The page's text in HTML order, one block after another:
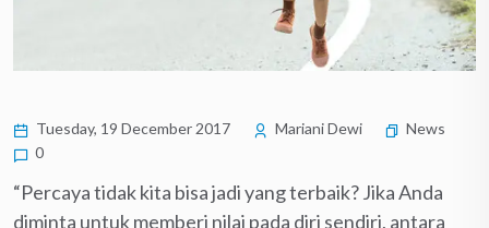
Tuesday, 19 December 2017 Mariani Dewi
News
0
“Percaya tidak kita bisa jadi yang terbaik? Jika Anda
diminta untuk memberi nilai pada diri sendiri, antara